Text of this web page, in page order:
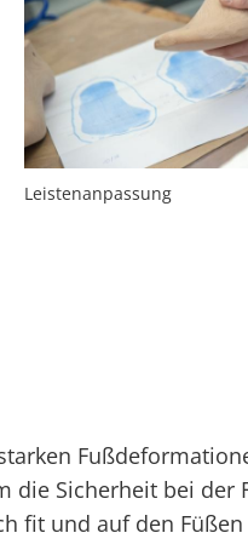
Leistenanpassung
Sicherheit bei der
fit und auf den